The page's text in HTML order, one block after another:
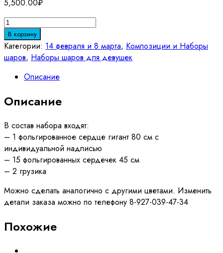
5,500.00₽
Количество
товара
Набор
шаров
722
В корзину
Категории: 14 февраля и 8 марта, Композиции и Наборы
шаров, Наборы шаров для девушек
Описание
Описание
В состав набора входят:
– 1 фольгированное сердце гигант 80 см с
индивидуальной надписью
– 15 фольгированных сердечек 45 см
– 2 грузика
Можно сделать аналогично с другими цветами. Изменить
детали заказа можно по телефону 8-927-039-47-34
Похожие